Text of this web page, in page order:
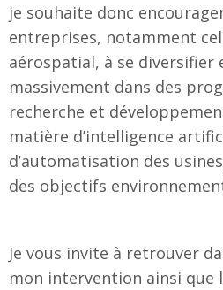
je souhaite donc
entreprises, notamment
aérospatial, à se diversifier
massivement dans des
recherche et
matière d’intelligence
d’automatisation des
des objectifs
Je vous invite à retrouver
mon intervention ainsi que